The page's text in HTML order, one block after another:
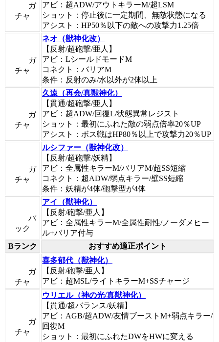
ガ
チャ
アビ：超ADW/アウトキラーM/超LSM
ショット：停止後に一定期間、無敵状態になる
アシスト：HP50％以下の敵への攻撃力1.25倍
ガ
チャ
ネオ（獣神化改）
【反射/超砲撃/亜人】
アビ：LシールドモードM
コネクト：バリアM
条件：反射のみ/水以外が2体以上
ガ
チャ
久遠（再会/真獣神化）
【貫通/超砲撃/亜人】
アビ：超ADW/回復L/状態異常レジスト
ショット：最初にふれた敵の弱点倍率20％UP
アシスト：ボス戦はHP80％以上で攻撃力20％UP
ガ
チャ
ルシファー（獣神化改）
【反射/超砲撃/妖精】
アビ：全属性キラーM/バリアM/超SS短縮
コネクト：超ADW/弱点キラー/壁SS短縮
条件：妖精が4体/砲撃型が4体
パ
ック
アイ（獣神化）
【反射/砲撃/亜人】
アビ：全属性キラーM/全属性耐性/ノーダメヒー
ル+バリア付与
Bランク
おすすめ適正ポイント
ガ
チャ
喜多郁代（獣神化）
【反射/砲撃/亜人】
アビ：超MSL/ライトキラーM+SSチャージ
ガ
チャ
ウリエル（神の光/真獣神化）
【貫通/超バランス/妖精】
アビ：AGB/超ADW/友情ブーストM+弱点キラー/
回復M
ショット：最初にふれたDWをHWに変える